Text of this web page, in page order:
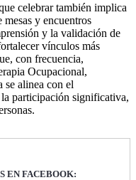
celebrar también implica
y encuentros
y la validación de
vínculos más
con frecuencia,
Ocupacional,
se alinea con el
participación significativa,
EN FACEBOOK: